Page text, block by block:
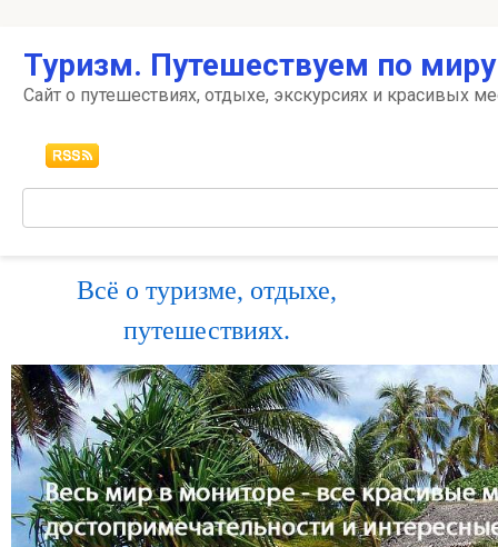
контенту
Туризм. Путешествуем по
Сайт о путешествиях, отдыхе, экскурсиях и красивых
Всё о туризме, отдыхе,
путешествиях.